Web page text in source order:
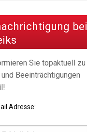
bei
Sie topaktuell zu
Beeinträchtigungen
Adresse: